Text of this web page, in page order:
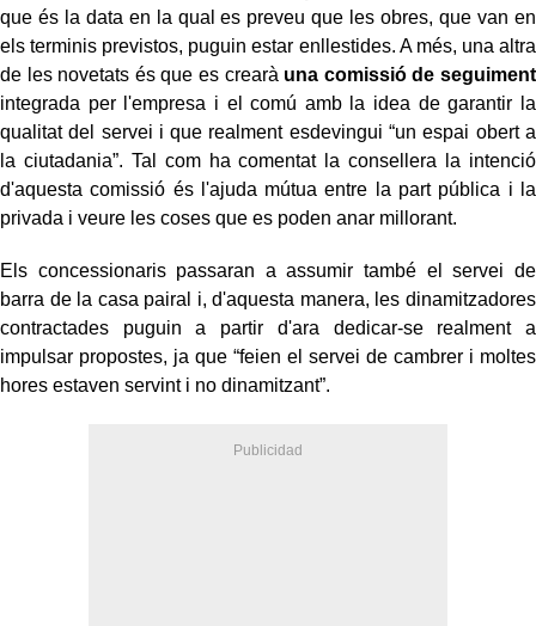
que és la data en la qual es preveu que les obres, que van en
els terminis previstos, puguin estar enllestides. A més, una altra
de les novetats és que es crearà una comissió de seguiment
integrada per l'empresa i el comú amb la idea de garantir la
qualitat del servei i que realment esdevingui “un espai obert a
la ciutadania”. Tal com ha comentat la consellera la intenció
d'aquesta comissió és l'ajuda mútua entre la part pública i la
privada i veure les coses que es poden anar millorant.
Els concessionaris passaran a assumir també el servei de
barra de la casa pairal i, d'aquesta manera, les dinamitzadores
contractades puguin a partir d'ara dedicar-se realment a
impulsar propostes, ja que “feien el servei de cambrer i moltes
hores estaven servint i no dinamitzant”.